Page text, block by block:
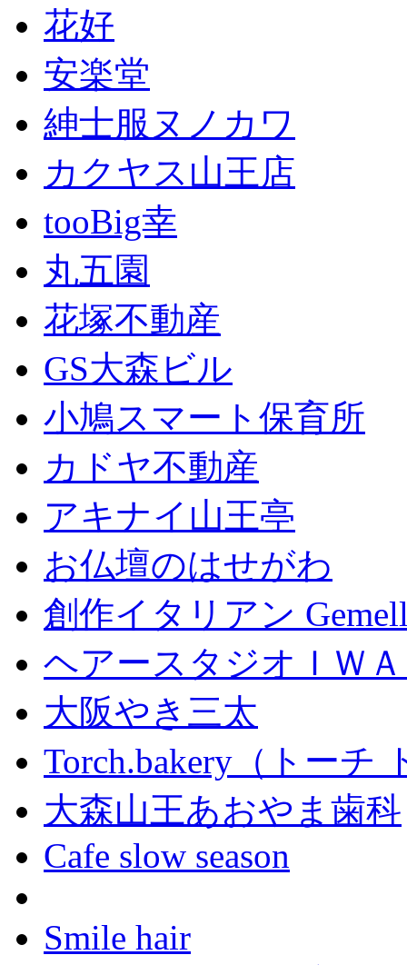
花好
安楽堂
紳士服ヌノカワ
カクヤス山王店
tooBig幸
丸五園
花塚不動産
GS大森ビル
小鳩スマート保育所
カドヤ不動産
アキナイ山王亭
お仏壇のはせがわ
創作イタリアン
ヘアースタジオＩＷ
大阪やき三太
Torch.bakery（トーチ
大森山王あおやま歯科
Cafe slow season
Smile hair